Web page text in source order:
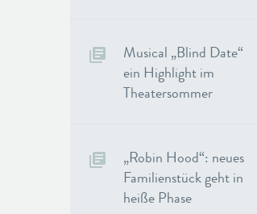
Musical „Blind Date“
ein Highlight im
Theatersommer
„Robin Hood“: neues
Familienstück geht in
heiße Phase